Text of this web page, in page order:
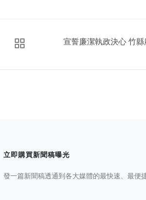
宣誓廉潔執政決心 竹
立即購買新聞稿曝光
發一篇新聞稿透通到各大媒體的最快速、最便